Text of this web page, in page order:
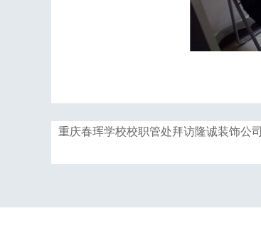
重庆春珲学校校职管处拜访隆诚装饰公司